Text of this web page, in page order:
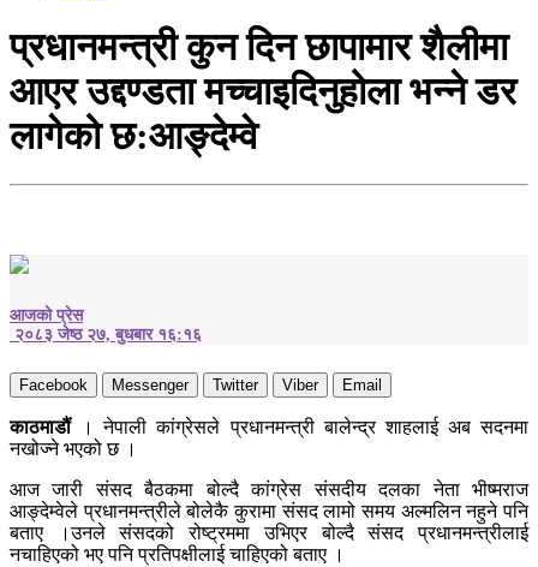
प्रधानमन्त्री कुन दिन छापामार शैलीमा
आएर उद्दण्डता मच्चाइदिनुहोला भन्ने डर
लागेको छ:आङ्देम्वे
आजको प्रेस
२०८३ जेष्ठ २७, बुधबार १६:१६
Facebook Messenger Twitter Viber Email
काठमाडौं
। नेपाली कांग्रेसले प्रधानमन्त्री बालेन्द्र शाहलाई अब सदनमा
नखोज्ने भएको छ ।
आज जारी संसद बैठकमा बोल्दै कांग्रेस संसदीय दलका नेता भीष्मराज
आङ्देम्वेले प्रधानमन्त्रीले बोलेकै कुरामा संसद लामो समय अल्मलिन नहुने पनि
बताए ।उनले संसदको रोष्ट्रममा उभिएर बोल्दै संसद प्रधानमन्त्रीलाई
नचाहिएको भए पनि प्रतिपक्षीलाई चाहिएको बताए ।